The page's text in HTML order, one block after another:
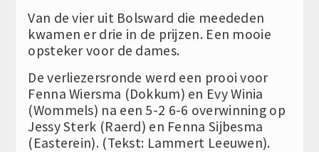
Van de vier uit Bolsward die meededen
kwamen er drie in de prijzen. Een mooie
opsteker voor de dames.
De verliezersronde werd een prooi voor
Fenna Wiersma (Dokkum) en Evy Winia
(Wommels) na een 5-2 6-6 overwinning op
Jessy Sterk (Raerd) en Fenna Sijbesma
(Easterein). (Tekst: Lammert Leeuwen).